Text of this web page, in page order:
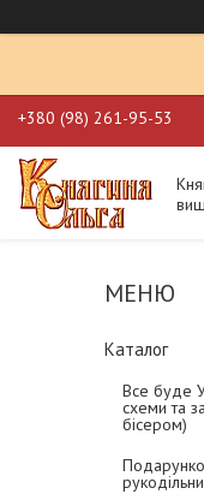
+380 (98) 261-95-53
Каталог
Все буде
схеми та
бісером)